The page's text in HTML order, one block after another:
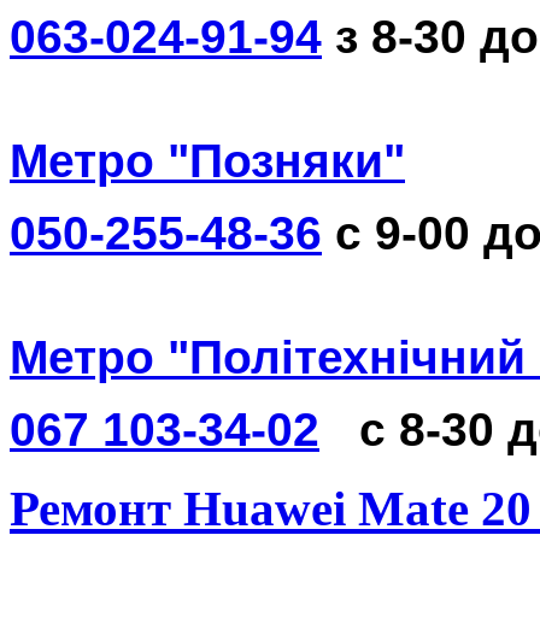
063-024-91-94 з 8-30
Метро "Позняки"
050-255-48-36 с 9-00
Метро "Політехнічний
067 103-34-02
с 8-30
Ремонт Huawei Mate